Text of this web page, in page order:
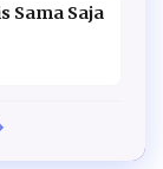
Sama Saja